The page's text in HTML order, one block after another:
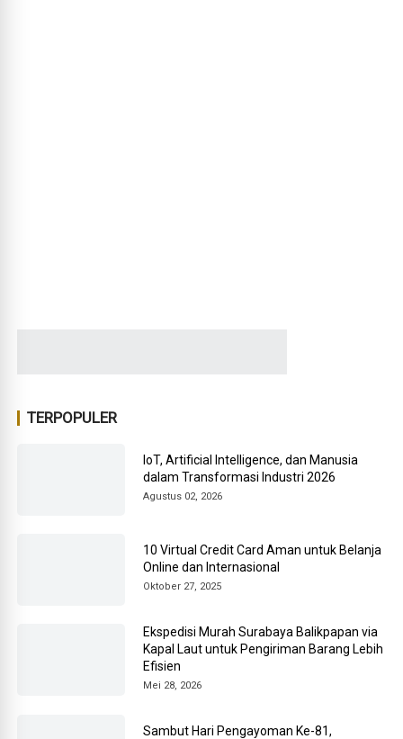
TERPOPULER
IoT, Artificial Intelligence, dan Manusia
dalam Transformasi Industri 2026
Agustus 02, 2026
10 Virtual Credit Card Aman untuk Belanja
Online dan Internasional
Oktober 27, 2025
Ekspedisi Murah Surabaya Balikpapan via
Kapal Laut untuk Pengiriman Barang Lebih
Efisien
Mei 28, 2026
Sambut Hari Pengayoman Ke-81,